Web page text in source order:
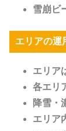
雪崩ビ
エリアの運
エリア
各エリ
降雪・
エリア